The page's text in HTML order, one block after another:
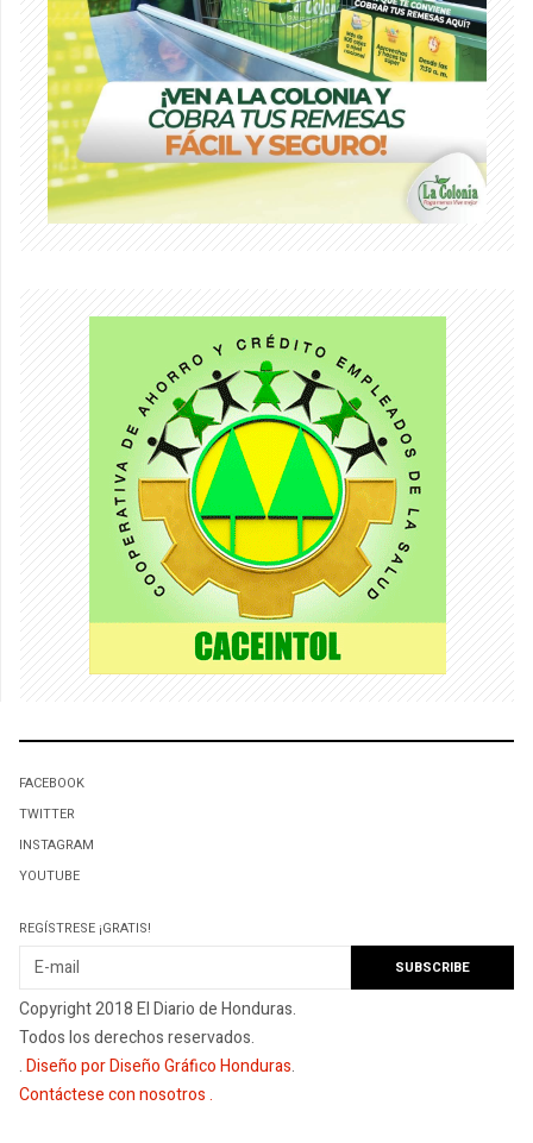
FACEBOOK
TWITTER
INSTAGRAM
YOUTUBE
REGÍSTRESE ¡GRATIS!
Copyright 2018 El Diario de Honduras.
Todos los derechos reservados.
.Diseño por Diseño Gráfico Honduras.
Contáctese con nosotros.